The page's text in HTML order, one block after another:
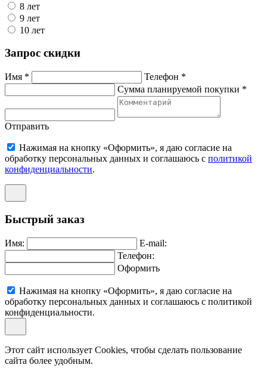
8 лет
9 лет
10 лет
Запрос скидки
Имя *
Телефон *
Сумма планируемой покупки *
Отправить
Нажимая на кнопку «Оформить», я даю согласие на
обработку персональных данных и соглашаюсь c политикой
конфиденциальности.
Быстрый заказ
Имя:
E-mail:
Телефон:
Оформить
Нажимая на кнопку «Оформить», я даю согласие на
обработку персональных данных и соглашаюсь c политикой
конфиденциальности.
Этот сайт использует Cookies, чтобы сделать пользование
сайта более удобным.